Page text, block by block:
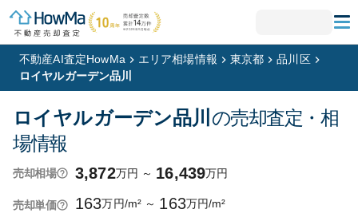
不動産AI査定HowMa エリア相場情報 東京都
品川区
ロイヤルガーデン品川
ロイヤルガーデン品川 の売却査定・相
場情報
売却相場 3,872万円 ～ 16,439万円
売却単価 163万円/m² ～ 163万円/m²